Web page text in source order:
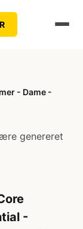
- Dame -
genereret
-